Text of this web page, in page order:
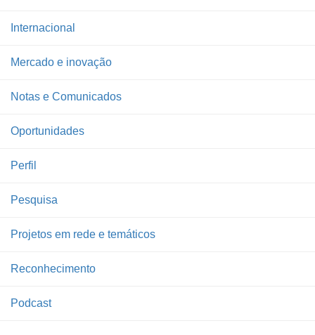
Internacional
Mercado e inovação
Notas e Comunicados
Oportunidades
Perfil
Pesquisa
Projetos em rede e temáticos
Reconhecimento
Podcast